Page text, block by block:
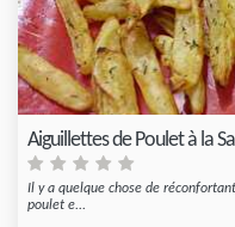
Aiguillettes de Poulet à la
Il y a quelque chose de
poulet e...